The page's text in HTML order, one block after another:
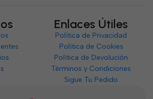
Enlaces Útiles
Política de Privacidad
Política de Cookies
Política de Devolución
Términos y Condiciones
Sigue Tu Pedido